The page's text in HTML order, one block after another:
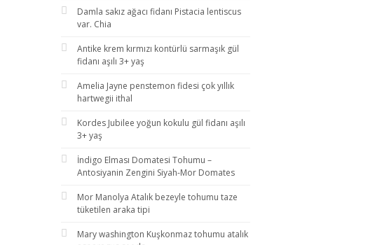
Damla sakız ağacı fidanı Pistacia lentiscus
var. Chia
Antike krem kırmızı kontürlü sarmaşık gül
fidanı aşılı 3+ yaş
Amelia Jayne penstemon fidesi çok yıllık
hartwegii ithal
Kordes Jubilee yoğun kokulu gül fidanı aşılı
3+ yaş
İndigo Elması Domatesi Tohumu –
Antosiyanin Zengini Siyah-Mor Domates
Mor Manolya Atalık bezeyle tohumu taze
tüketilen araka tipi
Mary washington Kuşkonmaz tohumu atalık